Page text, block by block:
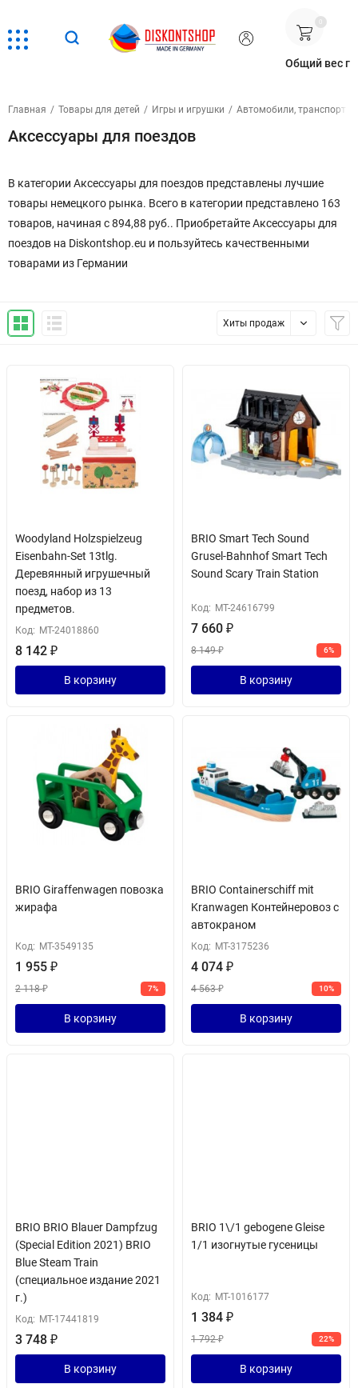
Общий вес г
Главная / Товары для детей / Игры и игрушки / Автомобили,
Аксессуары для поездов
В категории Аксессуары для поездов представлены лучшие
товары немецкого рынка. Всего в категории представлено 163
товаров, начиная с 894,88 руб.. Приобретайте Аксессуары для
поездов на Diskontshop.eu и пользуйтесь качественными
товарами из Германии
Хиты продаж
Woodyland Holzspielzeug
Eisenbahn-Set 13tlg.
Деревянный игрушечный
поезд, набор из 13
предметов.
Код: MT-24018860
8 142 ₽
В корзину
BRIO Smart Tech Sound
Grusel-Bahnhof Smart Tech
Sound Scary Train Station
Код: MT-24616799
7 660 ₽
8 149₽ 6%
В корзину
BRIO Giraffenwagen повозка
жирафа
Код: MT-3549135
1 955 ₽
2 118₽ 7%
В корзину
BRIO Containerschiff mit
Kranwagen Контейнеровоз с
автокраном
Код: MT-3175236
4 074 ₽
4 563₽ 10%
В корзину
BRIO BRIO Blauer Dampfzug
(Special Edition 2021) BRIO
Blue Steam Train
(специальное издание 2021
г.)
Код: MT-17441819
3 748 ₽
В корзину
BRIO 1\/1 gebogene Gleise
1/1 изогнутые гусеницы
Код: MT-1016177
1 384 ₽
1 792₽ 22%
В корзину